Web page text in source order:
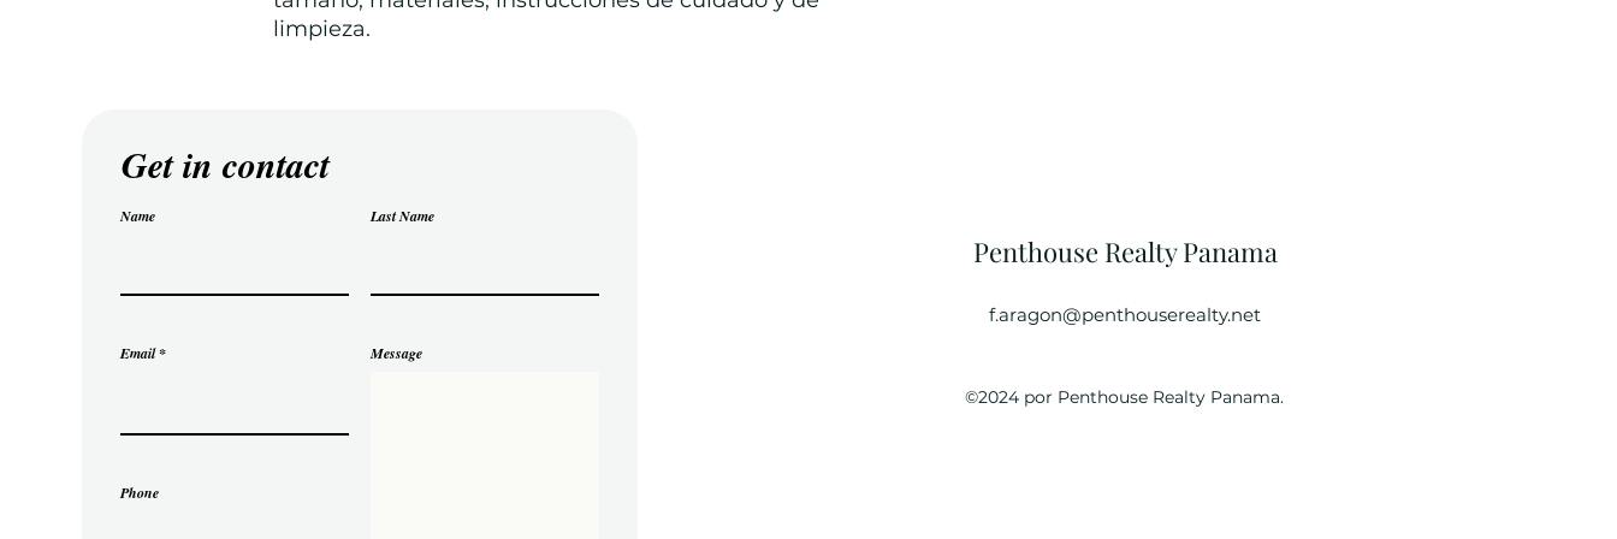
limpieza.
Get in contact
Name Last Name
Email
Phone
Message
Penthouse Realty Panama
f.aragon@penthouserealty.net
©2024 por Penthouse Realty Panama.